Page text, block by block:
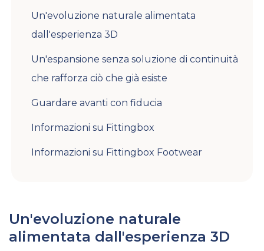
Un'evoluzione naturale alimentata
dall'esperienza 3D
Un'espansione senza soluzione di continuità
che rafforza ciò che già esiste
Guardare avanti con fiducia
Informazioni su Fittingbox
Informazioni su Fittingbox Footwear
Un'evoluzione naturale
alimentata dall'esperienza 3D